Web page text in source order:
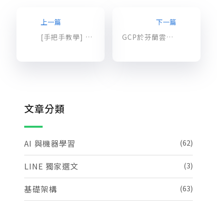
上一篇
[手把手教學] Custom image 客製化映像檔
下一篇
GCP於芬蘭雲端機房上線、網路延遲實測
文章分類
AI 與機器學習 (62)
LINE 獨家選文 (3)
基礎架構 (63)